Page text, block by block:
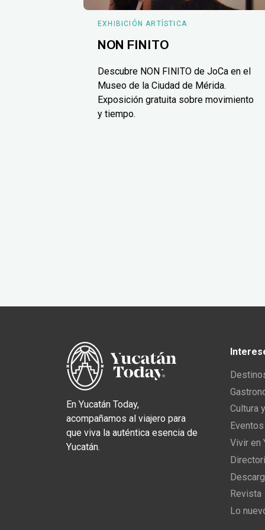
EXHIBICIÓN ARTÍSTICA
NON FINITO
Descubre NON FINITO de JoCa en el
Museo de la Ciudad de Mérida.
Exposición gratuita sobre movimiento
y tiempo.
En Yucatán Today,
acompañamos al viajero para
que viva la auténtica esencia de
Yucatán.
Cultura
Vivir en
Revista
Lo